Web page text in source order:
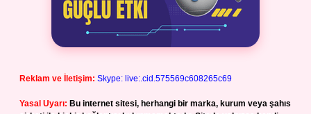
Reklam ve İletişim: Skype: live:.cid.575569c608265c69
Yasal Uyarı: Bu internet sitesi, herhangi bir marka, kurum veya şahıs